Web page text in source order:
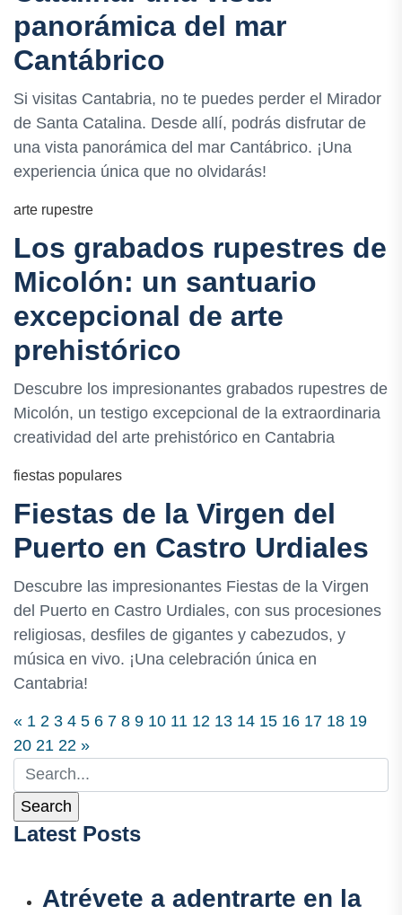
panorámica del mar
Cantábrico
Si visitas Cantabria, no te puedes perder el Mirador
de Santa Catalina. Desde allí, podrás disfrutar de
una vista panorámica del mar Cantábrico. ¡Una
experiencia única que no olvidarás!
arte rupestre
Los grabados rupestres de
Micolón: un santuario
excepcional de arte
prehistórico
Descubre los impresionantes grabados rupestres de
Micolón, un testigo excepcional de la extraordinaria
creatividad del arte prehistórico en Cantabria
fiestas populares
Fiestas de la Virgen del
Puerto en Castro Urdiales
Descubre las impresionantes Fiestas de la Virgen
del Puerto en Castro Urdiales, con sus procesiones
religiosas, desfiles de gigantes y cabezudos, y
música en vivo. ¡Una celebración única en
Cantabria!
« 1 2 3 4 5 6 7 8 9 10 11 12 13 14 15 16 17 18 19
20 21 22 »
Latest Posts
Atrévete a adentrarte en la